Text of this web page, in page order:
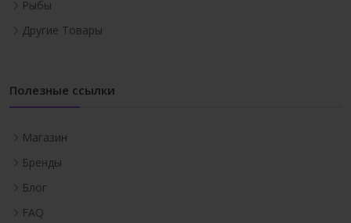
Рыбы
Другие Товары
Полезные ссылки
Магазин
Бренды
Блог
FAQ